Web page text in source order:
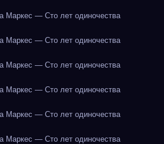
Маркес — Сто лет одиночества
Маркес — Сто лет одиночества
Маркес — Сто лет одиночества
Маркес — Сто лет одиночества
Маркес — Сто лет одиночества
Маркес — Сто лет одиночества